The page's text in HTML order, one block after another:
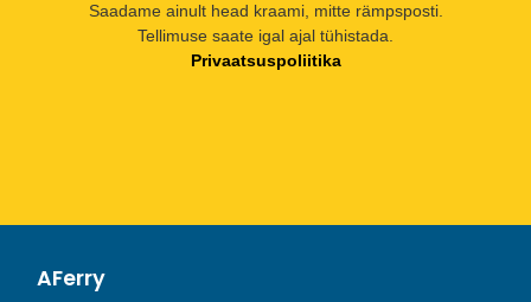
Saadame ainult head kraami, mitte rämpsposti.
Tellimuse saate igal ajal tühistada.
Privaatsuspoliitika
AFerry